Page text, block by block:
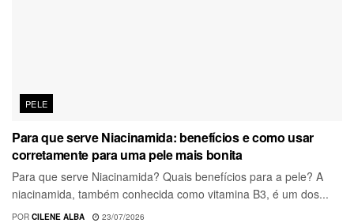
PELE
Para que serve Niacinamida: benefícios e como usar
corretamente para uma pele mais bonita
Para que serve Niacinamida? Quais benefícios para a pele? A
niacinamida, também conhecida como vitamina B3, é um dos...
POR CILENE ALBA 23/07/2026